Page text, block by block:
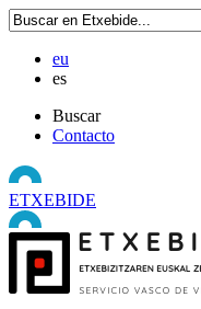
eu
es
Buscar
Contacto
ETXEBIDE